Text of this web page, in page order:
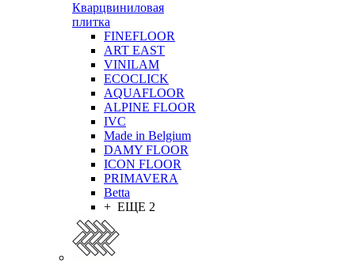
Кварцвиниловая
плитка
FINEFLOOR
ART EAST
VINILAM
ECOCLICK
AQUAFLOOR
ALPINE FLOOR
IVC
Made in Belgium
DAMY FLOOR
ICON FLOOR
PRIMAVERA
Betta
+ ЕЩЕ 2